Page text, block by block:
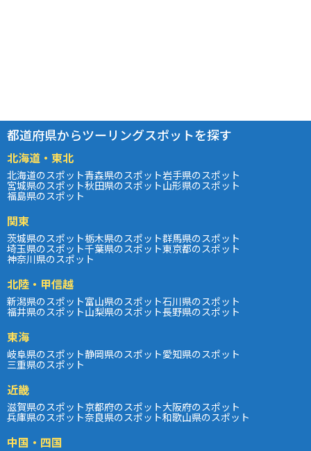
都道府県からツーリングスポットを探す
北海道・東北
北海道のスポット青森県のスポット岩手県のスポット
宮城県のスポット秋田県のスポット山形県のスポット
福島県のスポット
関東
茨城県のスポット栃木県のスポット群馬県のスポット
埼玉県のスポット千葉県のスポット東京都のスポット
神奈川県のスポット
北陸・甲信越
新潟県のスポット富山県のスポット石川県のスポット
福井県のスポット山梨県のスポット長野県のスポット
東海
岐阜県のスポット静岡県のスポット愛知県のスポット
三重県のスポット
近畿
滋賀県のスポット京都府のスポット大阪府のスポット
兵庫県のスポット奈良県のスポット和歌山県のスポット
中国・四国